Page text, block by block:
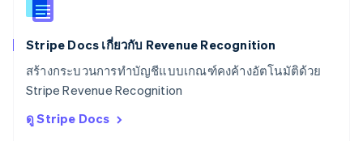
Stripe Docs เกี่ยวกับ Revenue Recognition
สร้างกระบวนการทำบัญชีแบบเกณฑ์คงค้างอัตโนมัติด้วย
Stripe Revenue Recognition
ดู Stripe Docs
สิงคโปร์
ออสเตรเลีย
ออสเตรีย
DeutschEnglish
ItalianoEnglish